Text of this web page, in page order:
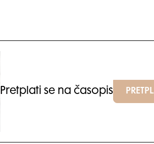
Pretplati se na časopis